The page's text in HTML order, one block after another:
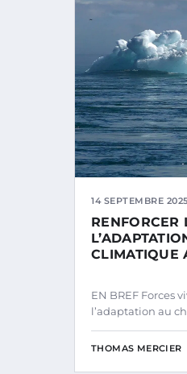
14 SEPTEMBRE 2025
RENFORCER
CLIMATIQUE
EN BREF Forces
l’adaptation au
THOMAS MERCIER